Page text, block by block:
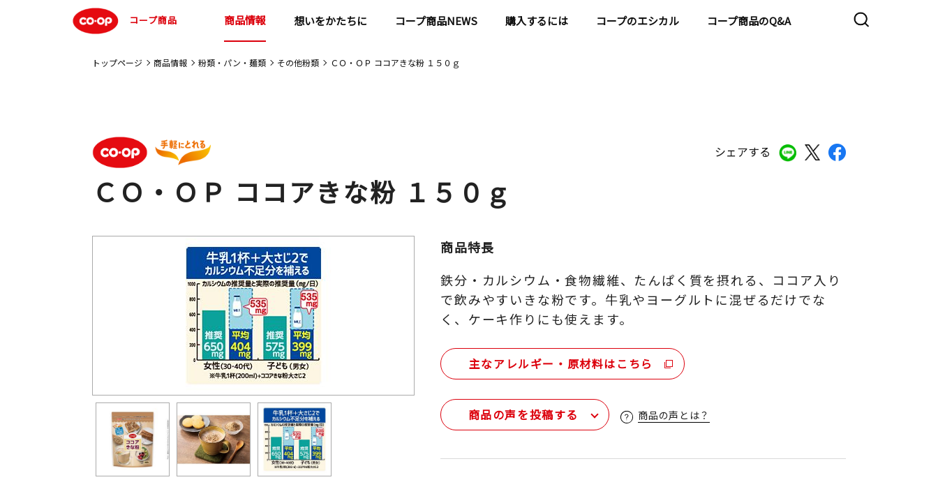
コープ商品 商品情報 想いをかたちに コープ商品NEWS 購入するには コープのエシカル コープ商品のQ&A
トップページ 商品情報 粉類・パン・麺類 その他粉類 ＣＯ・ＯＰ ココアきな粉 １５０ｇ
シェアする
ＣＯ・ＯＰ ココアきな粉 １５０ｇ
商品特長
鉄分・カルシウム・食物繊維、たんぱく質を摂れる、ココア入り
で飲みやすいきな粉です。牛乳やヨーグルトに混ぜるだけでな
く、ケーキ作りにも使えます。
主なアレルギー・原材料はこちら
商品の声を投稿する 商品の声とは？